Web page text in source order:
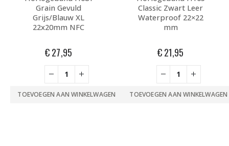
Grain Gevuld
Grijs/Blauw XL
22x20mm NFC
€27,95
TOEVOEGEN AAN WINKELWAGEN
Classic Zwart Leer
Waterproof 22×22
mm
€21,95
TOEVOEGEN AAN WINKELWAGEN